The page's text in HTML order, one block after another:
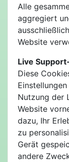
Alle
aggregiert
Website
Live
Diese
Nutzung der
Website
dazu, Ihr
zu
Gerät
andere